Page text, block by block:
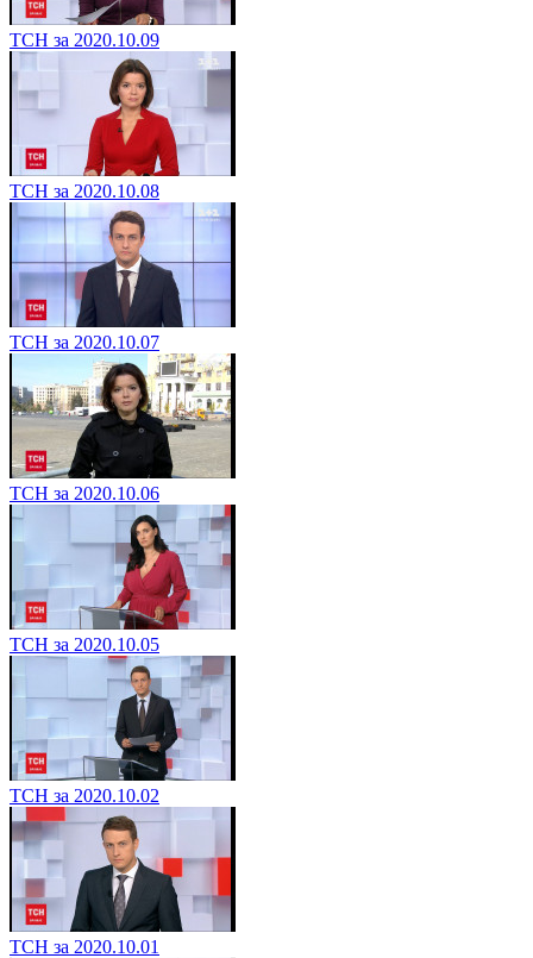
ТСН за 2020.10.09
ТСН за 2020.10.08
ТСН за 2020.10.07
ТСН за 2020.10.06
ТСН за 2020.10.05
ТСН за 2020.10.02
ТСН за 2020.10.01